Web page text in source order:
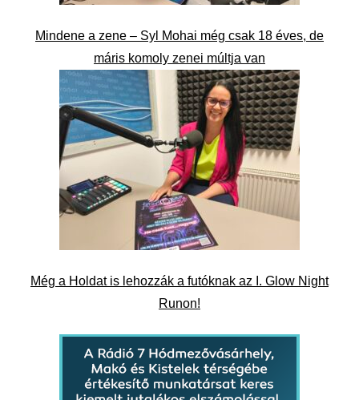
Mindene a zene – Syl Mohai még csak 18 éves, de
máris komoly zenei múltja van
Még a Holdat is lehozzák a futóknak az I. Glow Night
Runon!